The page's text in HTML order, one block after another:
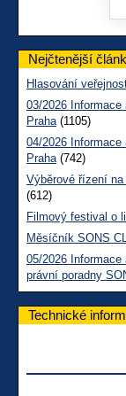
Nejčtenější
Hlasování
03/2026
Praha(1105)
04/2026
Praha(742)
Výběrové řízení
(612)
Filmový festival o
Měsíčník SONS
05/2026
právní poradny
Technické